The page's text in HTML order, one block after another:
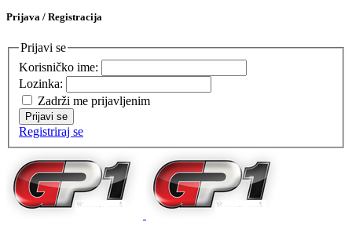
Prijava / Registracija
Prijavi se
Korisničko ime:
Lozinka:
Zadrži me prijavljenim
Prijavi se
Registriraj se